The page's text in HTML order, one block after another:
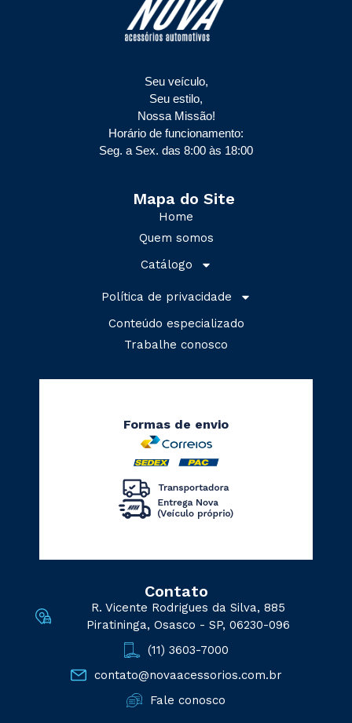
Seu veículo,
Seu estilo,
Nossa Missão!
Horário de funcionamento:
Seg. a Sex. das 8:00 às 18:00
Mapa do Site
Home
Quem somos
Catálogo
Política de privacidade
Conteúdo especializado
Trabalhe conosco
Formas de envio
Contato
R. Vicente Rodrigues da Silva, 885
Piratininga, Osasco - SP, 06230-096
(11) 3603-7000
contato@novaacessorios.com.br
Fale conosco